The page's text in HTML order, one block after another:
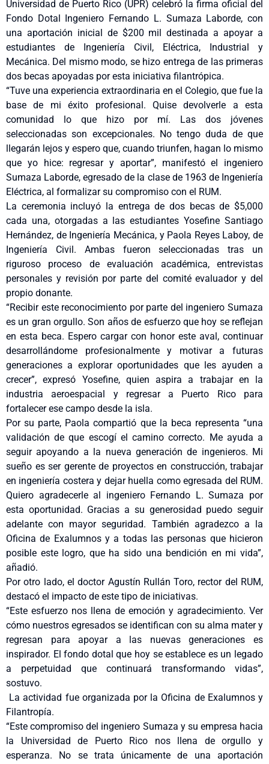
Universidad de Puerto Rico (UPR) celebró la firma oficial del
Fondo Dotal Ingeniero Fernando L. Sumaza Laborde, con
una aportación inicial de $200 mil destinada a apoyar a
estudiantes de Ingeniería Civil, Eléctrica, Industrial y
Mecánica. Del mismo modo, se hizo entrega de las primeras
dos becas apoyadas por esta iniciativa filantrópica.
“Tuve una experiencia extraordinaria en el Colegio, que fue la
base de mi éxito profesional. Quise devolverle a esta
comunidad lo que hizo por mí. Las dos jóvenes
seleccionadas son excepcionales. No tengo duda de que
llegarán lejos y espero que, cuando triunfen, hagan lo mismo
que yo hice: regresar y aportar”, manifestó el ingeniero
Sumaza Laborde, egresado de la clase de 1963 de Ingeniería
Eléctrica, al formalizar su compromiso con el RUM.
La ceremonia incluyó la entrega de dos becas de $5,000
cada una, otorgadas a las estudiantes Yosefine Santiago
Hernández, de Ingeniería Mecánica, y Paola Reyes Laboy, de
Ingeniería Civil. Ambas fueron seleccionadas tras un
riguroso proceso de evaluación académica, entrevistas
personales y revisión por parte del comité evaluador y del
propio donante.
“Recibir este reconocimiento por parte del ingeniero Sumaza
es un gran orgullo. Son años de esfuerzo que hoy se reflejan
en esta beca. Espero cargar con honor este aval, continuar
desarrollándome profesionalmente y motivar a futuras
generaciones a explorar oportunidades que les ayuden a
crecer”, expresó Yosefine, quien aspira a trabajar en la
industria aeroespacial y regresar a Puerto Rico para
fortalecer ese campo desde la isla.
Por su parte, Paola compartió que la beca representa “una
validación de que escogí el camino correcto. Me ayuda a
seguir apoyando a la nueva generación de ingenieros. Mi
sueño es ser gerente de proyectos en construcción, trabajar
en ingeniería costera y dejar huella como egresada del RUM.
Quiero agradecerle al ingeniero Fernando L. Sumaza por
esta oportunidad. Gracias a su generosidad puedo seguir
adelante con mayor seguridad. También agradezco a la
Oficina de Exalumnos y a todas las personas que hicieron
posible este logro, que ha sido una bendición en mi vida”,
añadió.
Por otro lado, el doctor Agustín Rullán Toro, rector del RUM,
destacó el impacto de este tipo de iniciativas.
“Este esfuerzo nos llena de emoción y agradecimiento. Ver
cómo nuestros egresados se identifican con su alma mater y
regresan para apoyar a las nuevas generaciones es
inspirador. El fondo dotal que hoy se establece es un legado
a perpetuidad que continuará transformando vidas”,
sostuvo.
La actividad fue organizada por la Oficina de Exalumnos y
Filantropía.
“Este compromiso del ingeniero Sumaza y su empresa hacia
la Universidad de Puerto Rico nos llena de orgullo y
esperanza. No se trata únicamente de una aportación